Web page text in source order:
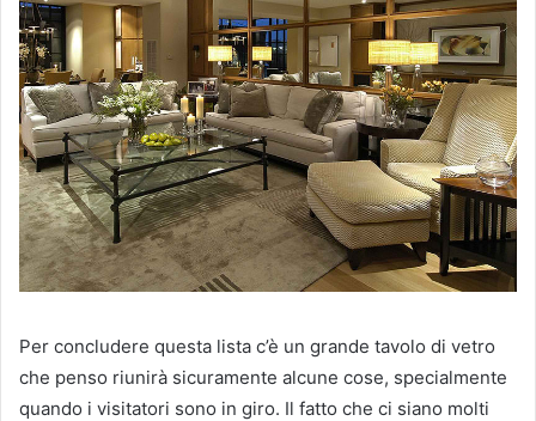
Per concludere questa lista c’è un grande tavolo di vetro
che penso riunirà sicuramente alcune cose, specialmente
quando i visitatori sono in giro. Il fatto che ci siano molti